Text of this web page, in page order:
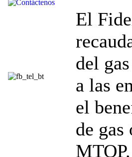
El
del
a las
el
de
MTOP.